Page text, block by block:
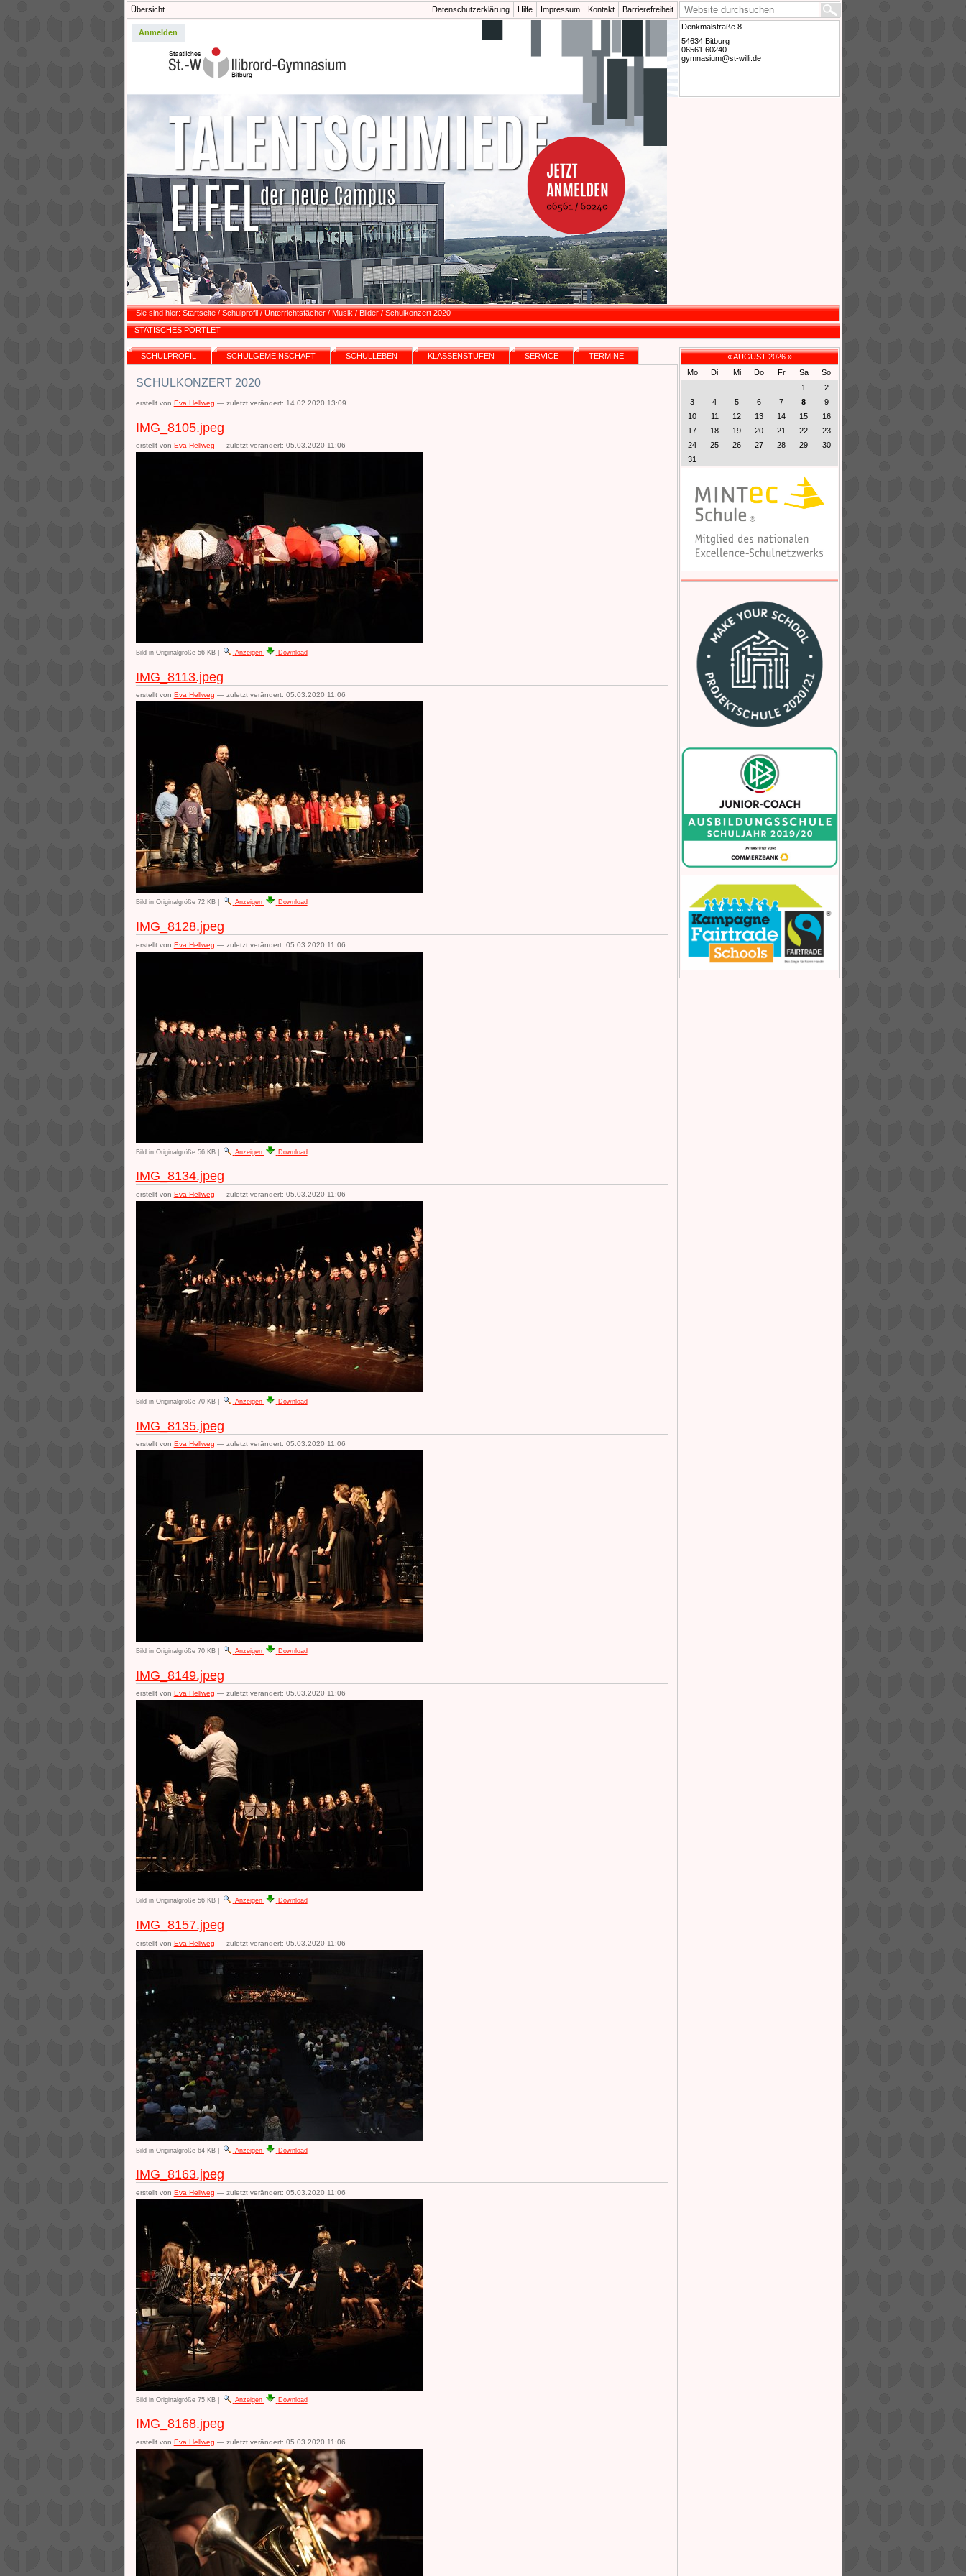
Denkmalstraße 8
54634 Bitburg
06561 60240
gymnasium@st-willi.de
Anmelden
Sie sind hier: Startseite / Schulprofil / Unterrichtsfächer / Musik / Bilder / Schulkonzert 2020
Übersicht Barrierefreiheit
Kontakt
Impressum
Hilfe
Datenschutzerklärung
STATISCHES PORTLET
SCHULPROFIL SCHULGEMEINSCHAFT SCHULLEBEN KLASSENSTUFEN SERVICE TERMINE
SCHULKONZERT 2020
erstellt von Eva Hellweg — zuletzt verändert: 14.02.2020 13:09
IMG_8105.jpeg
erstellt von Eva Hellweg — zuletzt verändert: 05.03.2020 11:06
Bild in Originalgröße 56 KB| Anzeigen Download
IMG_8113.jpeg
erstellt von Eva Hellweg — zuletzt verändert: 05.03.2020 11:06
Bild in Originalgröße 72 KB| Anzeigen Download
IMG_8128.jpeg
erstellt von Eva Hellweg — zuletzt verändert: 05.03.2020 11:06
Bild in Originalgröße 56 KB| Anzeigen Download
IMG_8134.jpeg
erstellt von Eva Hellweg — zuletzt verändert: 05.03.2020 11:06
Bild in Originalgröße 70 KB| Anzeigen Download
IMG_8135.jpeg
erstellt von Eva Hellweg — zuletzt verändert: 05.03.2020 11:06
Bild in Originalgröße 70 KB| Anzeigen Download
IMG_8149.jpeg
erstellt von Eva Hellweg — zuletzt verändert: 05.03.2020 11:06
Bild in Originalgröße 56 KB| Anzeigen Download
IMG_8157.jpeg
erstellt von Eva Hellweg — zuletzt verändert: 05.03.2020 11:06
Bild in Originalgröße 64 KB| Anzeigen Download
IMG_8163.jpeg
erstellt von Eva Hellweg — zuletzt verändert: 05.03.2020 11:06
Bild in Originalgröße 75 KB| Anzeigen Download
IMG_8168.jpeg
erstellt von Eva Hellweg — zuletzt verändert: 05.03.2020 11:06
«AUGUST 2026 »
Mo
Di Mi Do Fr Sa
So
1
2
3
4 5 6 7 8
9
10
11 12 13 14 15
16
17
18 19 20 21 22
23
24
25 26 27 28 29
30
31